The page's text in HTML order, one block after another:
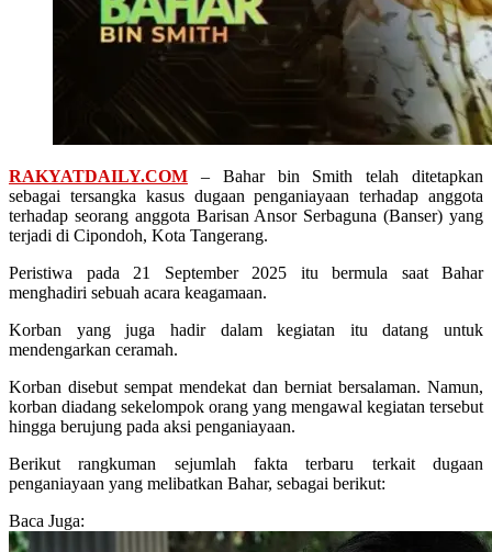
RAKYATDAILY.COM – Bahar bin Smith telah ditetapkan
sebagai tersangka kasus dugaan penganiayaan terhadap anggota
terhadap seorang anggota Barisan Ansor Serbaguna (Banser) yang
terjadi di Cipondoh, Kota Tangerang.
Peristiwa pada 21 September 2025 itu bermula saat Bahar
menghadiri sebuah acara keagamaan.
Korban yang juga hadir dalam kegiatan itu datang untuk
mendengarkan ceramah.
Korban disebut sempat mendekat dan berniat bersalaman. Namun,
korban diadang sekelompok orang yang mengawal kegiatan tersebut
hingga berujung pada aksi penganiayaan.
Berikut rangkuman sejumlah fakta terbaru terkait dugaan
penganiayaan yang melibatkan Bahar, sebagai berikut:
Baca Juga: